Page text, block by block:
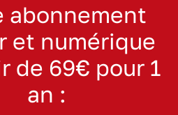
abonnement
et numérique
de 69€ pour 1
an :